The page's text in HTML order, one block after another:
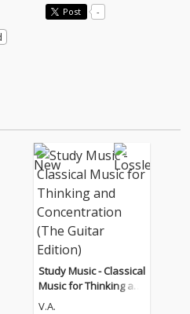
Post -
Study Music - Classical
Music for Thinking an
d Concentration (The
V.A.